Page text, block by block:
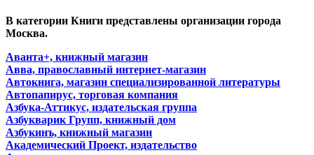
В категории Книги представлены организации города
Москва.
Аванта+, книжный магазин
Авва, православный интернет-магазин
Автокнига, магазин специализированной литературы
Автопапирус, торговая компания
Азбука-Аттикус, издательская группа
Азбукварик Групп, книжный дом
Азбукинъ, книжный магазин
Академический Проект, издательство